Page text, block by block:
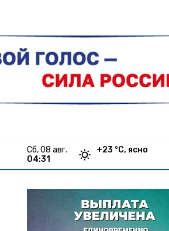
сб, 08 авг.
04:31
+23 °С, ясно